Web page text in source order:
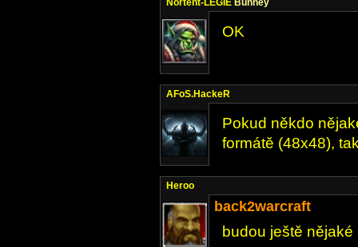
Nortent-LEGIE Bunney
OK
AFoS.HackeR
Pokud někdo
formátě (48x48),
Heroo
back2warcraft
budou ještě